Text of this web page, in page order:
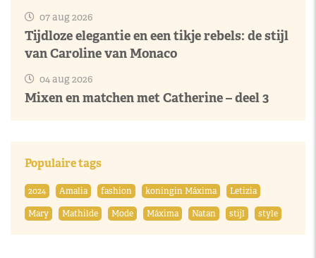
07 aug 2026
Tijdloze elegantie en een tikje rebels: de stijl
van Caroline van Monaco
04 aug 2026
Mixen en matchen met Catherine – deel 3
Populaire tags
2024 Amalia fashion koningin Máxima
Letizia
Mary
Mathilde Mode Máxima Natan stijl style